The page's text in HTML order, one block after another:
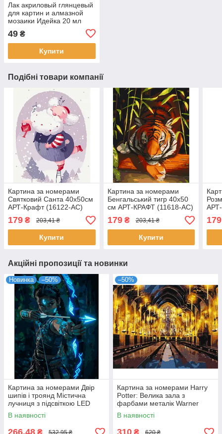
Лак акриловый глянцевый
для картин и алмазной
мозаики Идейка 20 мл
49 ₴
Купити
Подібні товари компанії
Картина за номерами
Святковий Санта 40x50см
АРТ-Крафт (16122-AC)
179 ₴ 203,41 ₴
Купити
Картина за номерами
Бенгальський тигр 40x50
см АРТ-КРАФТ (11618-AC)
179₴ 203,41 ₴
Купити
179
Акційні пропозиції та новинки
Новинка –50%
Картина за номерами Двір
шипів і троянд Містична
лучниця з підсвіткою LED
40x50 см SANTI (956665)
В наявності
532,95 ₴
–50%
Картина за номерами Harry
Potter: Велика зала з
фарбами металік Warner
Bros. 40х50 Ідейка
(KHO5233)
В наявності
620 ₴